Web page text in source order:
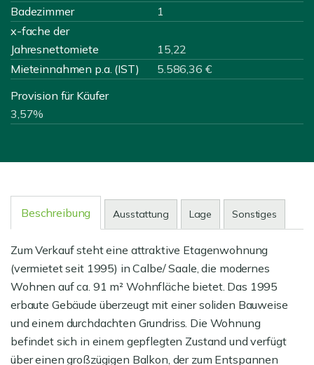
Badezimmer
1
x-fache der
Jahresnettomiete
15,22
Mieteinnahmen p.a. (IST)
5.586,36 €
Provision für Käufer
3,57%
Beschreibung Ausstattung Lage Sonstiges
Zum Verkauf steht eine attraktive Etagenwohnung
(vermietet seit 1995) in Calbe/ Saale, die modernes
Wohnen auf ca. 91 m² Wohnfläche bietet. Das 1995
erbaute Gebäude überzeugt mit einer soliden Bauweise
und einem durchdachten Grundriss. Die Wohnung
befindet sich in einem gepflegten Zustand und verfügt
über einen großzügigen Balkon, der zum Entspannen